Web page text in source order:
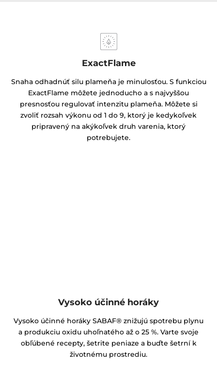
ExactFlame
Snaha odhadnúť silu plameňa je minulosťou. S funkciou
ExactFlame môžete jednoducho a s najvyššou
presnosťou regulovať intenzitu plameňa. Môžete si
zvoliť rozsah výkonu od 1 do 9, ktorý je kedykoľvek
pripravený na akýkoľvek druh varenia, ktorý
potrebujete.
Vysoko účinné horáky
Vysoko účinné horáky SABAF® znižujú spotrebu plynu
a produkciu oxidu uhoľnatého až o 25 %. Varte svoje
obľúbené recepty, šetrite peniaze a buďte šetrní k
životnému prostrediu.